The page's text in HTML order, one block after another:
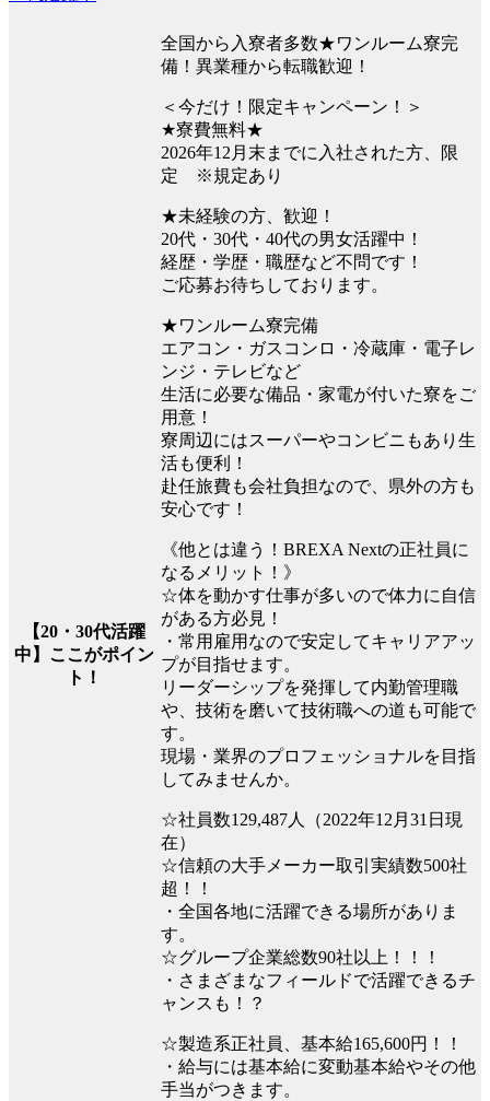
【20・30代活躍
中】ここがポイン
ト！
全国から入寮者多数★ワンルーム寮完
備！異業種から転職歓迎！
＜今だけ！限定キャンペーン！＞
★寮費無料★
2026年12月末までに入社された方、限
定 ※規定あり
★未経験の方、歓迎！
20代・30代・40代の男女活躍中！
経歴・学歴・職歴など不問です！
ご応募お待ちしております。
★ワンルーム寮完備
エアコン・ガスコンロ・冷蔵庫・電子レ
ンジ・テレビなど
生活に必要な備品・家電が付いた寮をご
用意！
寮周辺にはスーパーやコンビニもあり生
活も便利！
赴任旅費も会社負担なので、県外の方も
安心です！
《他とは違う！BREXA Nextの正社員に
なるメリット！》
☆体を動かす仕事が多いので体力に自信
がある方必見！
・常用雇用なので安定してキャリアアッ
プが目指せます。
リーダーシップを発揮して内勤管理職
や、技術を磨いて技術職への道も可能で
す。
現場・業界のプロフェッショナルを目指
してみませんか。
☆社員数129,487人（2022年12月31日現
在）
☆信頼の大手メーカー取引実績数500社
超！！
・全国各地に活躍できる場所がありま
す。
☆グループ企業総数90社以上！！！
・さまざまなフィールドで活躍できるチ
ャンスも！？
☆製造系正社員、基本給165,600円！！
・給与には基本給に変動基本給やその他
手当がつきます。